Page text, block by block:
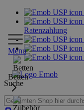
Ratenzahlung
Suche
Menu
Betten